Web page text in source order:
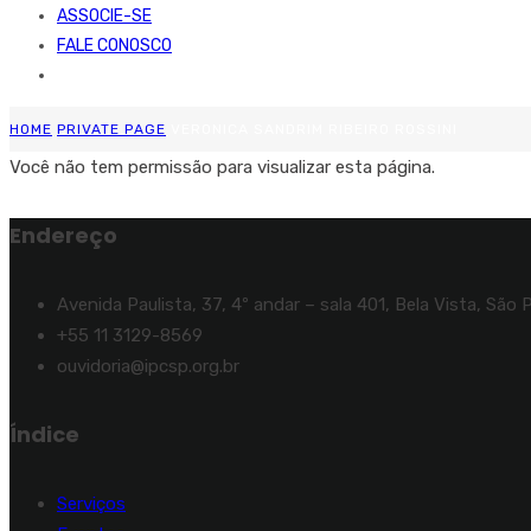
ASSOCIE-SE
FALE CONOSCO
HOME PRIVATE PAGE
Você não tem permissão para visualizar esta página.
Endereço
Avenida Paulista, 37, 4º andar – sala 401, Bela Vista, São
+55 11 3129-8569
ouvidoria@ipcsp.org.br
Índice
Serviços